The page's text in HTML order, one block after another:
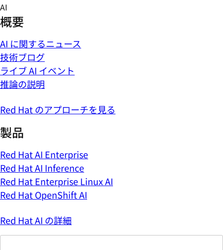
Skip
to
content
AI
概要
AI に関するニュース
技術ブログ
ライブ AI イベント
推論の説明
Red Hat のアプローチを見る
製品
Red Hat AI Enterprise
Red Hat AI Inference
Red Hat Enterprise Linux AI
Red Hat OpenShift AI
Red Hat AI の詳細